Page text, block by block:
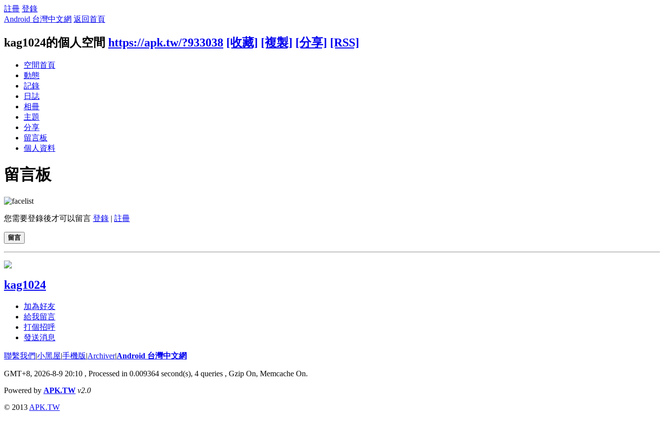
註冊 登錄
Android 台灣中文網 返回首頁
kag1024的個人空間 https://apk.tw/?933038 [收藏] [複製] [分享] [RSS]
空間首頁
動態
記錄
日誌
相冊
主題
分享
留言板
個人資料
留言板
您需要登錄後才可以留言 登錄 | 註冊
留言
kag1024
加為好友
給我留言
打個招呼
發送消息
聯繫我們|小黑屋|手機版|Archiver|Android 台灣中文網
GMT+8, 2026-8-9 20:10 , Processed in 0.009364 second(s), 4 queries , Gzip On, Memcache On.
Powered by APK.TW v2.0
© 2013 APK.TW